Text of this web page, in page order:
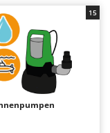
Stromversorgung
erforderlich) sowie
Ausführung
ohne
und mit durch
verlängerbarer
Teilweise
in Edelstahl für
Zur
der
regelmäßige
15